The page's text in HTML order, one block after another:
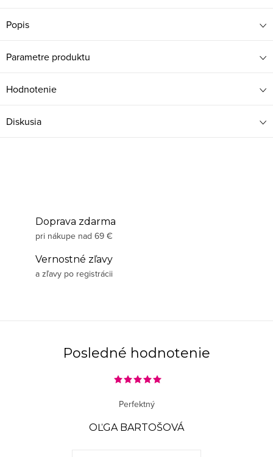
Popis
Parametre produktu
Hodnotenie
Diskusia
Doprava zdarma
pri nákupe nad 69 €
Vernostné zľavy
a zľavy po registrácii
Posledné hodnotenie
Perfektný
OĽGA BARTOŠOVÁ